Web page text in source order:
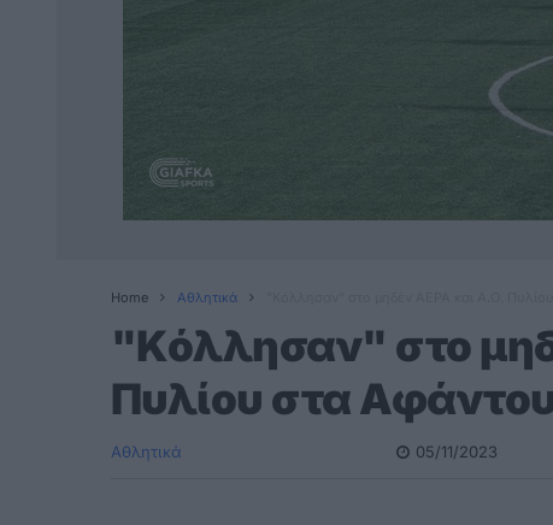
Home Αθλητικά
"Κόλλησαν" στο
Πυλίου στα
Αθλητικά 05/11/2023